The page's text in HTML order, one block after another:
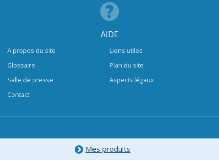
AIDE
A propos du site
Glossaire
Salle de presse
Contact
Liens utiles
Plan du site
Aspects légaux
Mes produits